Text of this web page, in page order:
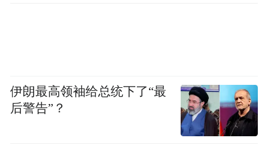
伊朗最高领袖给总统下了“最
后警告”？